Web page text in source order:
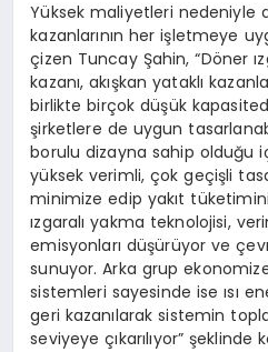
Yüksek maliyetleri nedeniyle
kazanlarının her işletmeye
çizen Tuncay Şahin, “Döner
kazanı, akışkan yataklı
birlikte birçok düşük
şirketlere de uygun
borulu dizayna sahip olduğu
yüksek verimli, çok geçişli
minimize edip yakıt
ızgaralı yakma teknolojisi,
emisyonları düşürüyor ve
sunuyor. Arka grup
sistemleri sayesinde ise ısı
geri kazanılarak sistemin
seviyeye çıkarılıyor” şeklinde